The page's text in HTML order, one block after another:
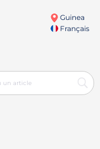
Guinea
Français